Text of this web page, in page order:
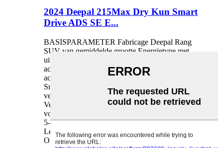
2024 Deepal 215Max Dry Kun Smart
Drive ADS SE E...
BASISPARAMETER Fabricage Deepal Rang
SUV van gemiddelde grootte Energietype met
uitgebreide actieradius WLTC elektrische
actieradius (km) 165 CLTC puur elektrische
actieradius (km) 215 Snellaadtijd (u) 0,25
Snellaadhoeveelheid accu (%) 30-80 Maximaal
vermogen (kW) 175 Maximaal koppel (Nm) 320
Versnellingsbak Enkelvoudige versnellingsbak
voor elektrische voertuigen Carrosseriestructuur
5-deurs 5-zits SUV Motor (Ps) 238
Lengte*Breedte*Hoogte(mm) 4750*1930*1625
Officieel 0-100km/u...